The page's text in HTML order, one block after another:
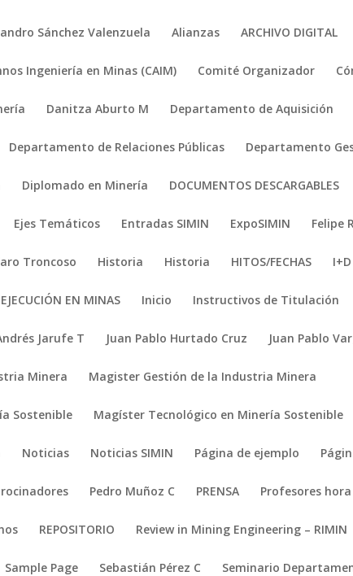
Sánchez Valenzuela Alianzas ARCHIVO DIGITAL
Ingeniería en Minas (CAIM) Comité Organizador
Danitza Aburto M Departamento de Aquisición
Departamento de Relaciones Públicas Departamento
Diplomado en Minería DOCUMENTOS DESCARGABLES
Ejes Temáticos Entradas SIMIN ExpoSIMIN Felipe
Troncoso Historia Historia HITOS/FECHAS I+D
EN MINAS Inicio Instructivos de Titulación
Jarufe T Juan Pablo Hurtado Cruz Juan Pablo
Minera Magister Gestión de la Industria Minera
Sostenible Magíster Tecnológico en Minería Sostenible
Noticias Noticias SIMIN Página de ejemplo
Pedro Muñoz C PRENSA Profesores hora
REPOSITORIO Review in Mining Engineering – RIMIN
Sample Page Sebastián Pérez C Seminario